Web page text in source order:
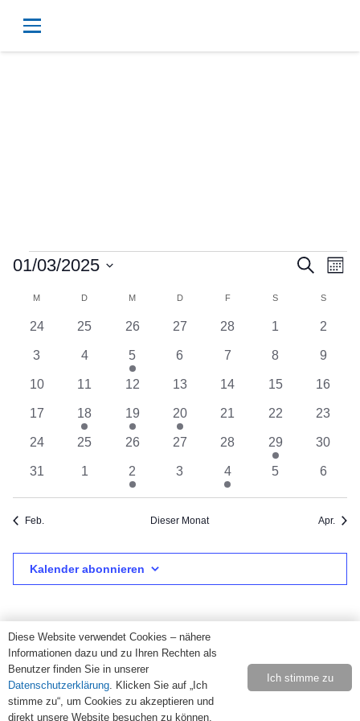
Veranstaltungen
und
Suche
01/03/2025
wählen.
Kalender
von
Veranstaltungen
M D DIENSTAGM MITTWOCH
DDONNERSTAG
FFREITAG S S
0
24
0
25
0
26
0
27
0
28
0
1
0
2
0
3
0
Veranstaltungen
4
1
Veranstaltung
5
0
6
0
7
0
8
0
9
0
10
0
11
0
12
0
13
0
14
0
15
0
16
0
Veranstaltungen
17
1
Veranstaltung
18
1
Veranstaltung
19
1
Veranstaltung
20
0
21
0
22
0
23
0
24
0
25
0
26
0
27
0
Veranstaltungen
28
1
Veranstaltung
29
0
30
0
31
0
Veranstaltungen
1
1
Veranstaltung
2
0
Veranstaltungen
3
1
Veranstaltung
4
0
5
0
6
Feb. Dieser Monat Apr.
Kalender abonnieren
Diese Website verwendet Cookies – nähere
Informationen dazu und zu Ihren Rechten als
Benutzer finden Sie in unserer
Datenschutzerklärung. Klicken Sie auf „Ich
stimme zu“, um Cookies zu akzeptieren und
direkt unsere Website besuchen zu können.
Ich stimme zu